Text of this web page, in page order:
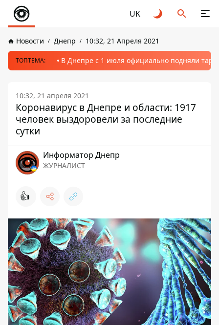
UK
Новости Днепр 10:32, 21 Апреля 2021
ТОПТЕМА: В Днепре с 1 июля официально подняли
10:32, 21 апреля 2021
Коронавирус в Днепре и области: 1917
человек выздоровели за последние
сутки
Информатор Днепр
ЖУРНАЛИСТ
👍